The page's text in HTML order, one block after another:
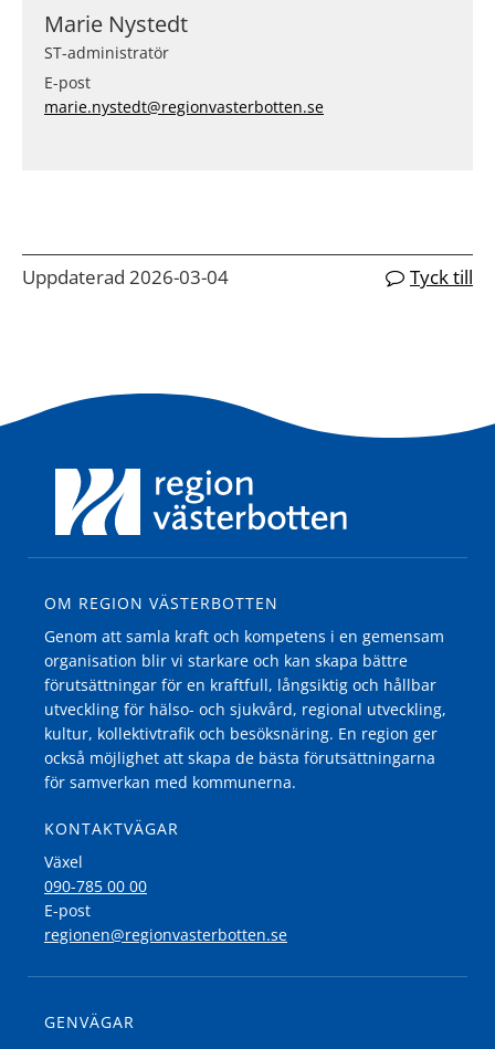
Marie Nystedt
ST-administratör
E-post
marie.nystedt@regionvasterbotten.se
Uppdaterad 2026-03-04 Tyck till
OM REGION VÄSTERBOTTEN
Genom att samla kraft och kompetens i en gemensam
organisation blir vi starkare och kan skapa bättre
förutsättningar för en kraftfull, långsiktig och hållbar
utveckling för hälso- och sjukvård, regional utveckling,
kultur, kollektivtrafik och besöksnäring. En region ger
också möjlighet att skapa de bästa förutsättningarna
för samverkan med kommunerna.
KONTAKTVÄGAR
Växel
090-785 00 00
E-post
regionen@regionvasterbotten.se
GENVÄGAR